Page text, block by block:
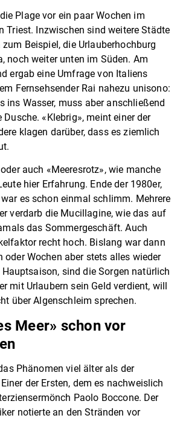
Plage vor ein paar Wochen im
Triest. Inzwischen sind weitere Städte
Beispiel, die Urlauberhochburg
noch weiter unten im Süden. Am
ergab eine Umfrage von Italiens
Fernsehsender Rai nahezu unisono:
ins Wasser, muss aber anschließend
«Klebrig», meint einer der
klagen darüber, dass es ziemlich
auch «Meeresrotz», wie manche
hier Erfahrung. Ende der 1980er,
es schon einmal schlimm. Mehrere
verdarb die Mucillagine, wie das auf
das Sommergeschäft. Auch
recht hoch. Bislang war dann
oder Wochen aber stets alles wieder
sind die Sorgen natürlich
mit Urlaubern sein Geld verdient, will
über Algenschleim sprechen.
Meer» schon vor
Phänomen viel älter als der
der Ersten, dem es nachweislich
Paolo Boccone. Der
notierte an den Stränden vor